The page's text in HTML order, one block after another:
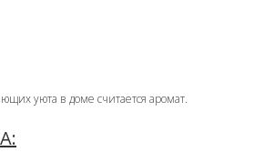
уюта в доме считается аромат.